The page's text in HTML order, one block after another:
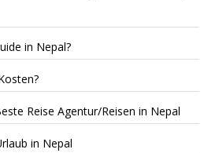
in Nepal?
Reise Agentur/Reisen in Nepal
in Nepal